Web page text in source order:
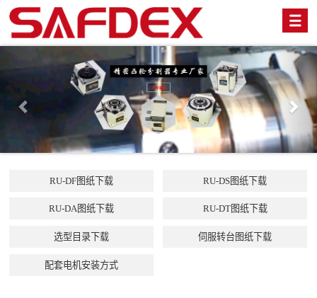
Previous
RU-DF图纸下载 RU-DS图纸下载
RU-DA图纸下载 RU-DT图纸下载
选型目录下载 伺服转台图纸下载
配套电机安装方式